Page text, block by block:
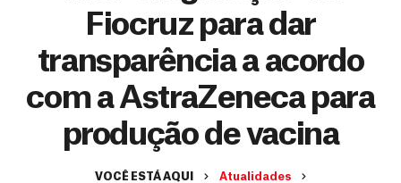
Fiocruz para dar
transparência a acordo
com a AstraZeneca para
produção de vacina
VOCÊ ESTÁ AQUI
Atualidades